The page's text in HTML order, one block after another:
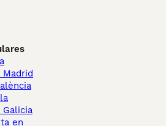
Madrid
Galicia
en